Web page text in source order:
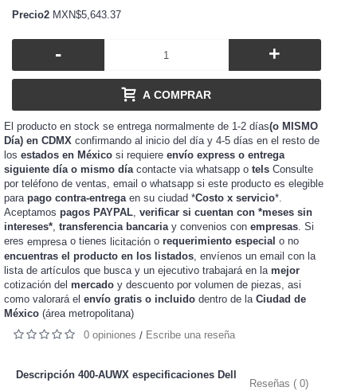
Precio2 MXN$5,643.37
- +
A COMPRAR
El producto en stock se entrega normalmente de 1-2 días(o MISMO
Día) en CDMX confirmando al inicio del día y 4-5 días en el resto de
los estados en México si requiere envío express o entrega
siguiente día o mismo díacontacte via whatsapp o tels Consulte
por teléfono de ventas, email o whatsapp si este producto es elegible
para pago contra-entregaen su ciudad *Costo x servicio*.
Aceptamos pagos PAYPAL, verificar si cuentan con *meses sin
intereses*, transferencia bancariay convenios con empresas. Si
eres empresa o tienes licitación o requerimiento especial o no
encuentras el producto en los listados , envíenos un email con la
lista de artículos que busca y un ejecutivo trabajará en la mejor
cotización del mercado y descuento por volumen de piezas, asi
como valorará el envío gratis o incluido dentro de la Ciudad de
México (área metropolitana)
0 opiniones / Escribe una reseña
Descripción 400-AUWX especificaciones Dell
Reseñas ( 0)